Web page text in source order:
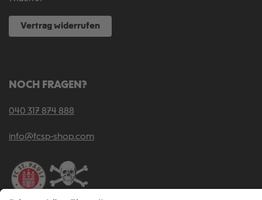
Vertrag widerrufen
NOCH FRAGEN?
040 317 874 888
info@fcsp-shop.com